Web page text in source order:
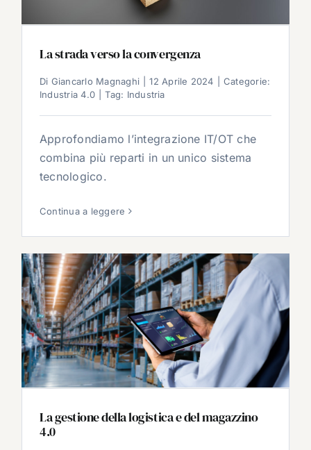
La strada verso la convergenza
Di Giancarlo Magnaghi 12 Aprile 2024
Categorie:
Industria 4.0
Tag: Industria
Approfondiamo l’integrazione IT/OT che
combina più reparti in un unico sistema
tecnologico.
Continua a leggere
La gestione della logistica e del magazzino
4.0